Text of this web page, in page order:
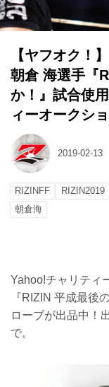
【ヤフオク！】
朝倉 海選手『
か！』試合使
ィーオークシ
2019-02-13
RIZINFF RIZIN2019
朝倉海
Yahoo!チャリティ
『RIZIN 平成最後
ローブが出品中！
で。